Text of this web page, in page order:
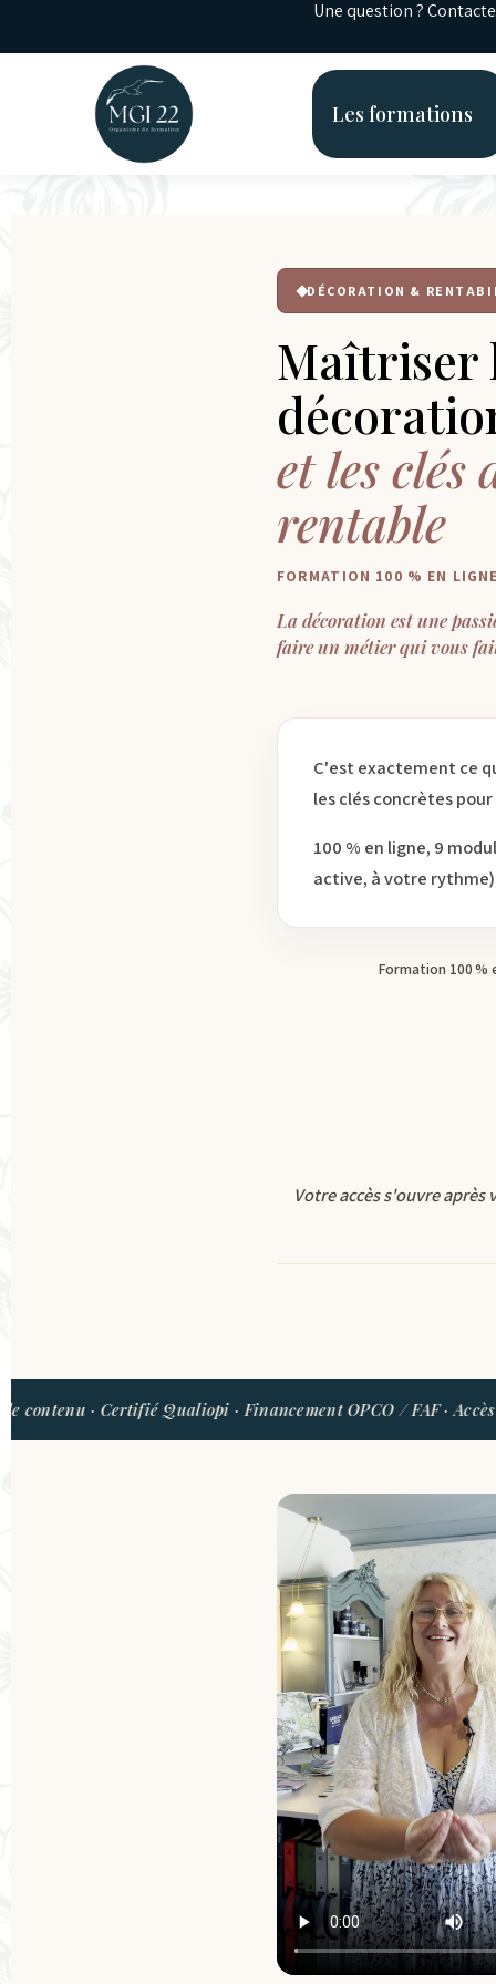
Une question ?
Les formations
DÉCORATION &
Maîtriser
et les
rentable
FORMATION 100 % EN LIGNE
La décoration est une
faire un métier qui vous
C'est exactement ce
les clés concrètes
100 % en ligne, 9
active, à votre
Formation 100 %
Votre accès s'ouvre
· Certifié Qualiopi · Financement OPCO / FAF · Accès